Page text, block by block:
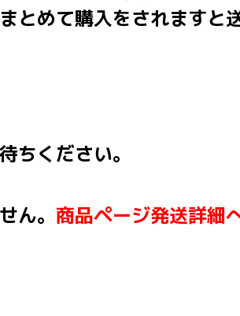
とめて購入をされますと
ください。
ん。 商品ページ発送詳細